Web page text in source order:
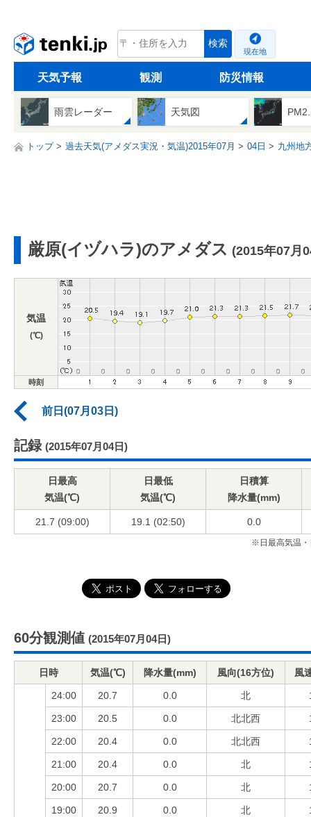
tenki.jp 検索
現在地
天気予報 観測 防災情報
雨雲レーダー 天気図
トップ 過去天気(アメダス実況・気温)2015年07月 04日 九州地
厳原(イヅハラ)のアメダス (2015年07月
気温
(℃)
時刻
前日(07月03日)
記録 (2015年07月04日)
日最高
気温(℃)
日最低
気温(℃)
日積算
降水量(mm)
21.7 (09:00) 19.1 (02:50) 0.0
※日最高気温・
60分観測値 (2015年07月04日)
日時 気温(℃) 降水量(mm) 風向(16方位) 風
24:00 20.7 0.0 北
23:00 20.5 0.0 北北西
22:00 20.4 0.0 北北西
21:00 20.4 0.0 北
20:00 20.7 0.0 北
19:00 20.9 0.0 北